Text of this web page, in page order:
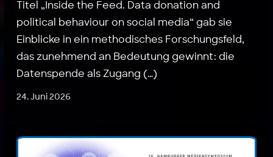
Titel „Inside the Feed. Data donation and
political behaviour on social media“ gab sie
Einblicke in ein methodisches Forschungsfeld,
das zunehmend an Bedeutung gewinnt: die
Datenspende als Zugang (…)
24. Juni 2026